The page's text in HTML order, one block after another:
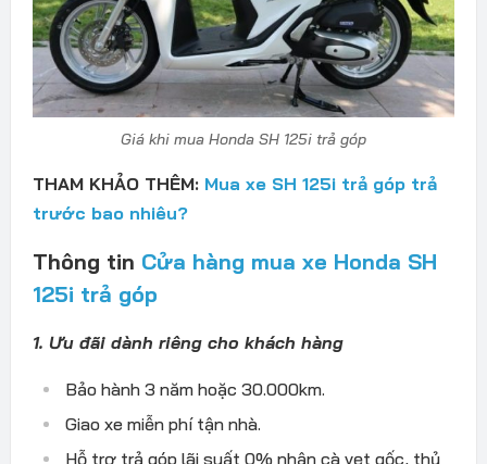
Giá khi mua Honda SH 125i trả góp
THAM KHẢO THÊM:Mua xe SH 125i trả góp trả
trước bao nhiêu?
Thông tin Cửa hàng mua xe Honda SH
125i trả góp
1. Ưu đãi dành riêng cho khách hàng
Bảo hành 3 năm hoặc 30.000km.
Giao xe miễn phí tận nhà.
Hỗ trợ trả góp lãi suất 0% nhận cà vẹt gốc, thủ